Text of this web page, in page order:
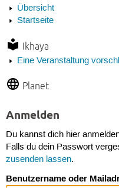
Übersicht
Startseite
Ikhaya
Eine Veranstaltung
Planet
Anmelden
Du kannst dich hier
Falls du dein Passwort
zusenden lassen.
Benutzername oder